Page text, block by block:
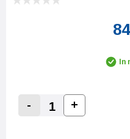
In
Decrease Quantity:
-
Increase
+